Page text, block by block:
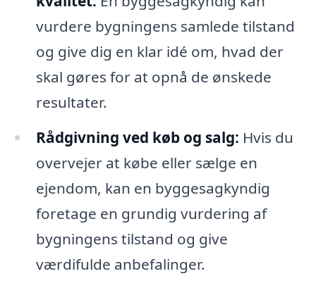
vurdere bygningens samlede tilstand
og give dig en klar idé om, hvad der
skal gøres for at opnå de ønskede
resultater.
Rådgivning ved køb og salg: Hvis du
overvejer at købe eller sælge en
ejendom, kan en byggesagkyndig
foretage en grundig vurdering af
bygningens tilstand og give
værdifulde anbefalinger.